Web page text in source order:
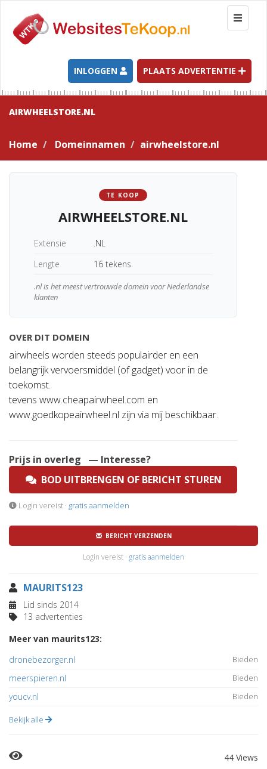
T
o
g
l
e
n
a
t
INLOGGEN PLAATS ADVERTENTIE
AIRWHEELSTORE.NL
Home Domeinnamen airwheelstore.nl
TE KOOP
AIRWHEELSTORE.NL
Extensie
.NL
Lengte
16 tekens
.nl is het meest vertrouwde domein voor Nederlandse
klanten
OVER DIT DOMEIN
airwheels worden steeds populairder en een
belangrijk vervoersmiddel (of gadget) voor in de
toekomst.
tevens www.cheapairwheel.com en
www.goedkopeairwheel.nl zijn via mij beschikbaar.
Prijs in overleg
— Interesse?
BOD UITBRENGEN OF BERICHT STUREN
Login vereist · gratis aanmelden
BERICHT VERZENDEN
Login vereist · gratis aanmelden
MAURITS123
Lid sinds 2014
13 advertenties
Meer van maurits123:
dronebezorger.nl
Bieden
meerspieren.nl Bieden
youcv.nl Bieden
Bekijk alle
44 Views